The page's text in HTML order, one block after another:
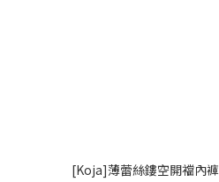
[Koja]薄蕾絲鏤空開襠內褲